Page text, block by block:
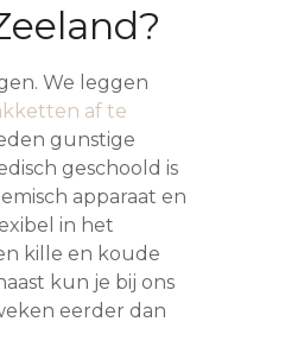
We leggen
af te
gunstige
geschoold is
apparaat en
in het
kille en koude
kun je bij ons
eerder dan